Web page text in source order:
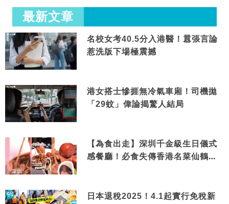
最新文章
名校女考40.5分入港醫！囂張言論
惹洗版下場極震撼
港女搭士慘捱無冷氣車廂！司機拋
「29蚊」偉論揭驚人結局
【為食出走】深圳千金級生日儀式
感餐廳！必食失傳香港名菜仙鶴神
日本退稅2025！4.1起實行免稅新